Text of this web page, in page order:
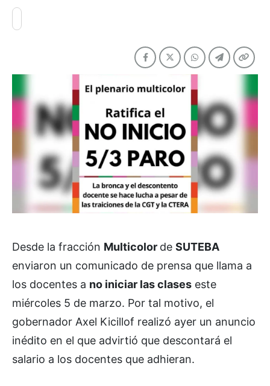
Desde la fracción Multicolor de SUTEBA
enviaron un comunicado de prensa que llama a
los docentes a no iniciar las clases este
miércoles 5 de marzo. Por tal motivo, el
gobernador Axel Kicillof realizó ayer un anuncio
inédito en el que advirtió que descontará el
salario a los docentes que adhieran.